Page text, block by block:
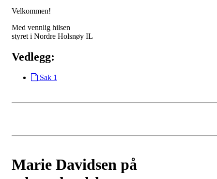
Velkommen!
Med vennlig hilsen
styret i Nordre Holsnøy IL
Vedlegg:
Sak 1
Marie Davidsen på